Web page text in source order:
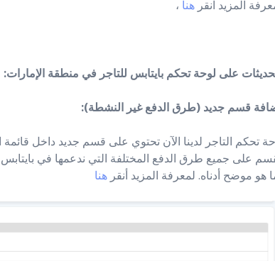
المزيد انقرهنا
على لوحة تحكم بايتابس للتاجر في منطقة الإمارات
تحكم التاجر لدينا الآن تحتوي على قسم جديد داخل
على جميع طرق الدفع المختلفة التي ندعمها في
هو موضح أدناه. لمعرفة المزيد أنقرهنا